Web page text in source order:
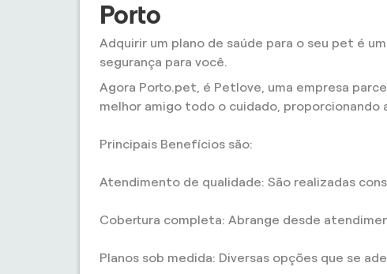
Porto
Adquirir um plano de saúde para o seu pet é
segurança para você.
Agora Porto.pet, é Petlove, uma empresa
melhor amigo todo o cuidado, proporcionando
Principais Benefícios são:
Atendimento de qualidade: São realizadas
Cobertura completa: Abrange desde
Planos sob medida: Diversas opções que se